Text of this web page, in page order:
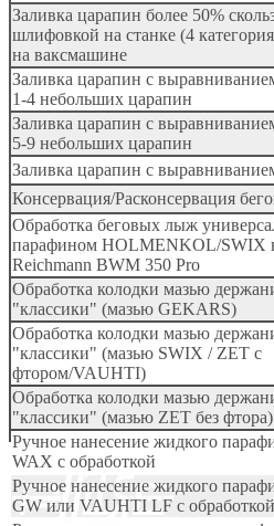
Заливка царапин более 50%
шлифовкой на станке (4
на ваксмашине
Заливка царапин с
1-4 небольших царапин
Заливка царапин с
5-9 небольших царапин
Заливка царапин с
Консервация/Расконсервация
Обработка беговых лыж
парафином HOLMENKOL/SWIX
Reichmann BWM 350 Pro
Обработка колодки мазью
"классики" (мазью GEKARS)
Обработка колодки мазью
"классики" (мазью SWIX / ZET с
фтором/VAUHTI)
Обработка колодки мазью
"классики" (мазью ZET без фтора)
Ручное нанесение жидкого
WAX с обработкой
Ручное нанесение жидкого
GW или VAUHTI LF с обработкой